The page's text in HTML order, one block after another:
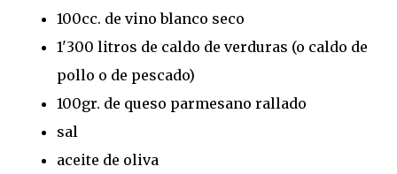
100cc. de vino blanco seco
1'300 litros de caldo de verduras (o caldo de
pollo o de pescado)
100gr. de queso parmesano rallado
sal
aceite de oliva